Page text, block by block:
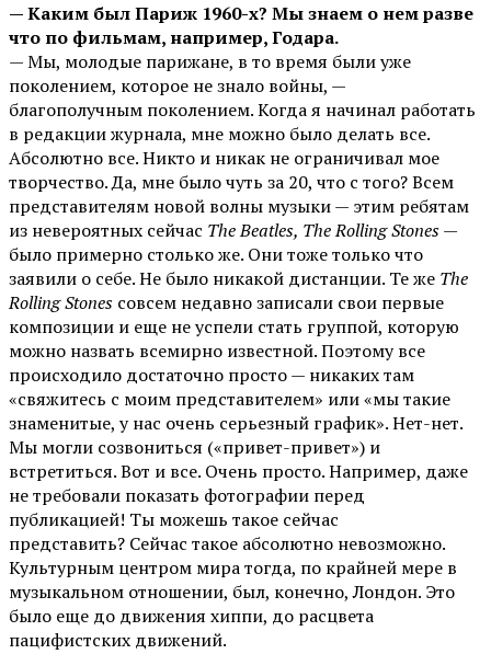
— Каким был Париж 1960-х? Мы знаем о нем разве
что по фильмам, например, Годара.
— Мы, молодые парижане, в то время были уже
поколением, которое не знало войны, —
благополучным поколением. Когда я начинал работать
в редакции журнала, мне можно было делать все.
Абсолютно все. Никто и никак не ограничивал мое
творчество. Да, мне было чуть за 20, что с того? Всем
представителям новой волны музыки — этим ребятам
из невероятных сейчас The Beatles, The Rolling Stones—
было примерно столько же. Они тоже только что
заявили о себе. Не было никакой дистанции. Те же The
Rolling Stones совсем недавно записали свои первые
композиции и еще не успели стать группой, которую
можно назвать всемирно известной. Поэтому все
происходило достаточно просто — никаких там
«свяжитесь с моим представителем» или «мы такие
знаменитые, у нас очень серьезный график». Нет-нет.
Мы могли созвониться («привет-привет») и
встретиться. Вот и все. Очень просто. Например, даже
не требовали показать фотографии перед
публикацией! Ты можешь такое сейчас
представить? Сейчас такое абсолютно невозможно.
Культурным центром мира тогда, по крайней мере в
музыкальном отношении, был, конечно, Лондон. Это
было еще до движения хиппи, до расцвета
пацифистских движений.